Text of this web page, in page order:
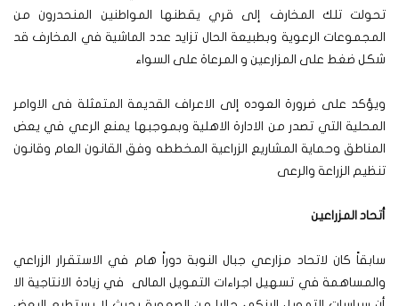
تحولت تلك المخارف إلى قري يقطنها المواطنين المنحدرون من
المجموعات الرعوية وبطبيعة الحال تزايد عدد الماشية في المخارف قد
شكل ضغط على المزارعين و المرعاة على السواء
ويؤكد على ضرورة العوده إلى الاعراف القديمة المتمثلة فى الاوامر
المحلية التي تصدر من الادارة الاهلية وبموجبها يمنع الرعي في يعض
المناطق وحماية المشاريع الزراعية المخططه وفق القانون العام وقانون
تنظيم الزراعة والرعى
أتحاد المزراعين
سابقاً كان لاتحاد مزارعي جبال النوبة دوراً هام في الاستقرار الزراعي
والمساهمة في تسهيل اجراءات التمويل المالى في زيادة الانتاجية الا